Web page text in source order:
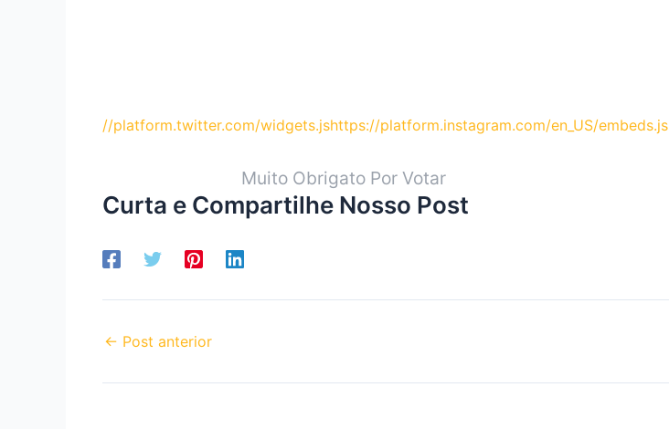
//platform.twitter.com/widgets.jshttps://platform.instagram.com/en_US/embeds.js
Muito Obrigato Por Votar
Curta e Compartilhe Nosso Post
← Post anterior